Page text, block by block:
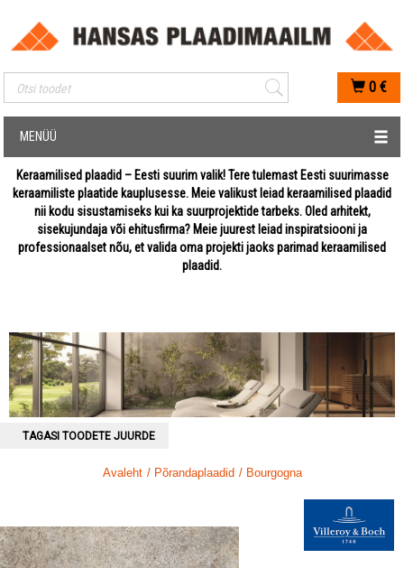
Mobiilis otsimise sisestus
0 €
MENÜÜ
Keraamilised plaadid – Eesti suurim valik! Tere tulemast Eesti suurimasse
keraamiliste plaatide kauplusesse. Meie valikust leiad keraamilised plaadid
nii kodu sisustamiseks kui ka suurprojektide tarbeks. Oled arhitekt,
sisekujundaja või ehitusfirma? Meie juurest leiad inspiratsiooni ja
professionaalset nõu, et valida oma projekti jaoks parimad keraamilised
plaadid.
TAGASI TOODETE JUURDE
Avaleht / Põrandaplaadid / Bourgogna